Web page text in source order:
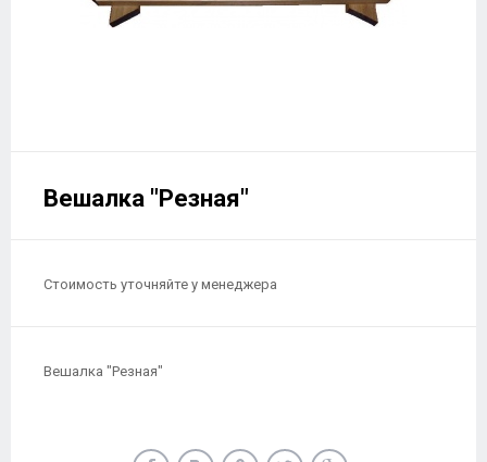
Вешалка "Резная"
Стоимость уточняйте у менеджера
Вешалка "Резная"